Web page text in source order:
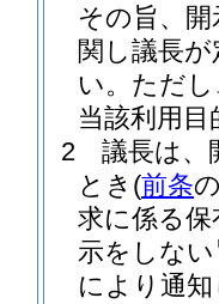
その旨、
関し議長
い。 ただ
当該利用
2
議長は、
とき (前条
求に係る
示をしな
により通